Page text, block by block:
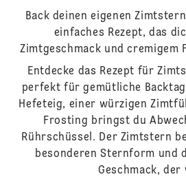
Back deinen eigenen
einfaches Rezept, das
Zimtgeschmack und cremigem
Entdecke das Rezept für
perfekt für gemütliche
Hefeteig, einer würzigen
Frosting bringst du
Rührschüssel. Der Zimtstern
besonderen Sternform und
Geschmack, der